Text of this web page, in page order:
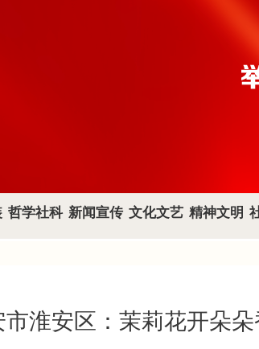
哲学社科 新闻宣传 文化文艺 精神文明
市淮安区：茉莉花开朵